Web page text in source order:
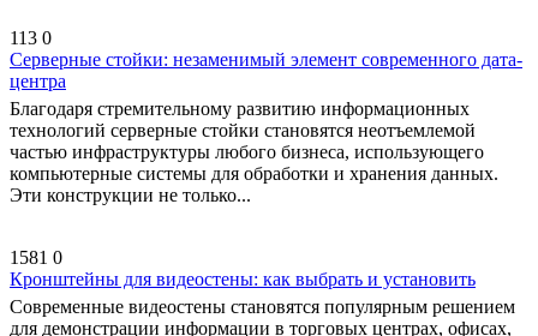
113 0
Серверные стойки: незаменимый элемент современного дата-
центра
Благодаря стремительному развитию информационных
технологий серверные стойки становятся неотъемлемой
частью инфраструктуры любого бизнеса, использующего
компьютерные системы для обработки и хранения данных.
Эти конструкции не только...
1581 0
Кронштейны для видеостены: как выбрать и установить
Современные видеостены становятся популярным решением
для демонстрации информации в торговых центрах, офисах,